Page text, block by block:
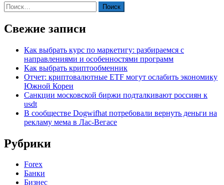
Найти:
Свежие записи
Как выбрать курс по маркетигу: разбираемся с
направлениями и особенностями программ
Как выбрать криптообменник
Отчет: криптовалютные ETF могут ослабить экономику
Южной Кореи
Санкции московской биржи подталкивают россиян к
usdt
В сообществе Dogwifhat потребовали вернуть деньги на
рекламу мема в Лас-Вегасе
Рубрики
Forex
Банки
Бизнес